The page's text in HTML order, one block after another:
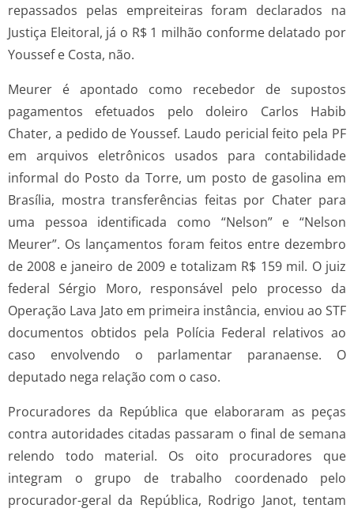
repassados pelas empreiteiras foram declarados na
Justiça Eleitoral, já o R$ 1 milhão conforme delatado por
Youssef e Costa, não.
Meurer é apontado como recebedor de supostos
pagamentos efetuados pelo doleiro Carlos Habib
Chater, a pedido de Youssef. Laudo pericial feito pela PF
em arquivos eletrônicos usados para contabilidade
informal do Posto da Torre, um posto de gasolina em
Brasília, mostra transferências feitas por Chater para
uma pessoa identificada como “Nelson” e “Nelson
Meurer”. Os lançamentos foram feitos entre dezembro
de 2008 e janeiro de 2009 e totalizam R$ 159 mil. O juiz
federal Sérgio Moro, responsável pelo processo da
Operação Lava Jato em primeira instância, enviou ao STF
documentos obtidos pela Polícia Federal relativos ao
caso envolvendo o parlamentar paranaense. O
deputado nega relação com o caso.
Procuradores da República que elaboraram as peças
contra autoridades citadas passaram o final de semana
relendo todo material. Os oito procuradores que
integram o grupo de trabalho coordenado pelo
procurador-geral da República, Rodrigo Janot, tentam